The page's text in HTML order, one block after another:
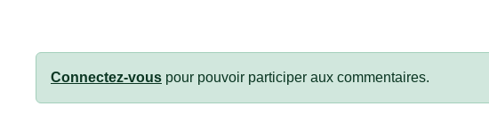
Connectez-vous pour pouvoir participer aux commentaires.